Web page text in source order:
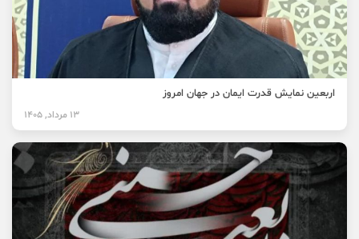
اربعین نمایش قدرت ایمان در جهان امروز
13 مرداد, 1405